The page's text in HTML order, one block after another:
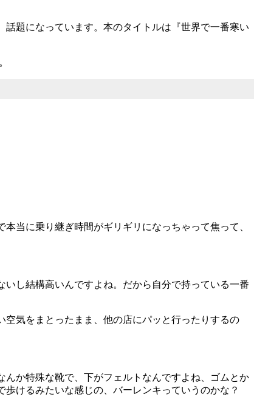
題になっています。本のタイトルは『世界で一番寒い
当に乗り継ぎ時間がギリギリになっちゃって焦って、
し結構高いんですよね。だから自分で持っている一番
気をまとったまま、他の店にパッと行ったりするの
か特殊な靴で、下がフェルトなんですよね、ゴムとか
歩けるみたいな感じの、バーレンキっていうのかな？